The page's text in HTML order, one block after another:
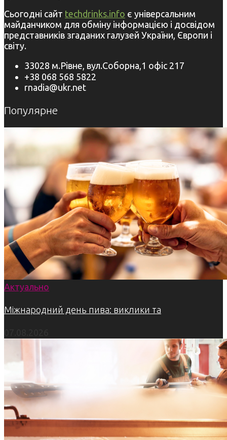
Сьогодні сайт techdrinks.info є універсальним
майданчиком для обміну інформацією і досвідом
представників згаданих галузей України, Європи і
світу.
33028 м.Рівне, вул.Соборна,1 офіс 217
+38 068 568 5822
rnadia@ukr.net
Популярне
Актуально
Міжнародний день пива: виклики та